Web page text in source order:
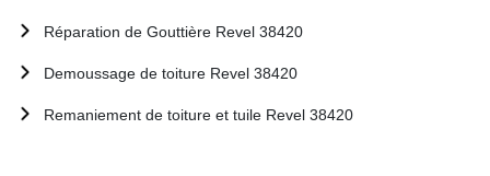
Réparation de Gouttière Revel 38420
Demoussage de toiture Revel 38420
Remaniement de toiture et tuile Revel 38420